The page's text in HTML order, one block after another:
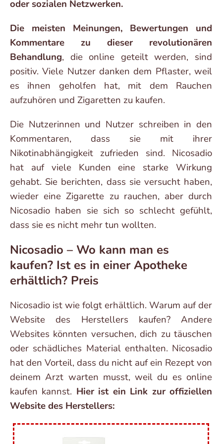
oder sozialen Netzwerken.
Die meisten Meinungen, Bewertungen und
Kommentare zu dieser revolutionären
Behandlung, die online geteilt werden, sind
positiv. Viele Nutzer danken dem Pflaster, weil
es ihnen geholfen hat, mit dem Rauchen
aufzuhören und Zigaretten zu kaufen.
Die Nutzerinnen und Nutzer schreiben in den
Kommentaren, dass sie mit ihrer
Nikotinabhängigkeit zufrieden sind. Nicosadio
hat auf viele Kunden eine starke Wirkung
gehabt. Sie berichten, dass sie versucht haben,
wieder eine Zigarette zu rauchen, aber durch
Nicosadio haben sie sich so schlecht gefühlt,
dass sie es nicht mehr tun wollten.
Nicosadio – Wo kann man es
kaufen? Ist es in einer Apotheke
erhältlich? Preis
Nicosadio ist wie folgt erhältlich. Warum auf der
Website des Herstellers kaufen? Andere
Websites könnten versuchen, dich zu täuschen
oder schädliches Material enthalten. Nicosadio
hat den Vorteil, dass du nicht auf ein Rezept von
deinem Arzt warten musst, weil du es online
kaufen kannst. Hier ist ein Link zur offiziellen
Website des Herstellers: